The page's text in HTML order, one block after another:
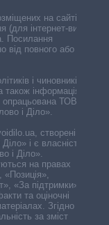
на сайті,
(для інтернет-видань
Посилання
від повного або
і чиновників,
інформація про
опрацьована ТОВ «ІА
і Діло».
створені ГО
і є власністю
і Діло».
на правах
«За підтримки».
та оціночні
Згідно з
за зміст